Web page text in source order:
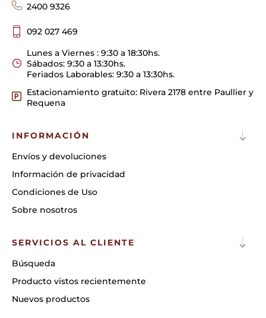
2400 9326
092 027 469
Lunes a Viernes : 9:30 a 18:30hs.
Sábados: 9:30 a 13:30hs.
Feriados Laborables: 9:30 a 13:30hs.
Estacionamiento gratuito: Rivera 2178 entre Paullier y
Requena
INFORMACIÓN
Envíos y devoluciones
Información de privacidad
Condiciones de Uso
Sobre nosotros
SERVICIOS AL CLIENTE
Búsqueda
Producto vistos recientemente
Nuevos productos